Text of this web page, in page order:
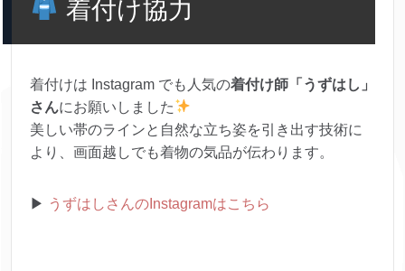
着付け協力
着付けは Instagram でも人気の着付け師「うずはし」
さんにお願いしました
美しい帯のラインと自然な立ち姿を引き出す技術に
より、画面越しでも着物の気品が伝わります。
▶︎ うずはしさんのInstagramはこちら